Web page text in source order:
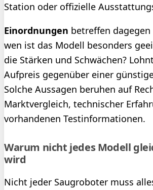
Station oder offizielle
Einordnungen betreffen dagegen
wen ist das Modell besonders
die Stärken und Schwächen?
Aufpreis gegenüber einer
Solche Aussagen beruhen auf
Marktvergleich, technischer
vorhandenen Testinformationen.
Warum nicht jedes Modell
wird
Nicht jeder Saugroboter muss